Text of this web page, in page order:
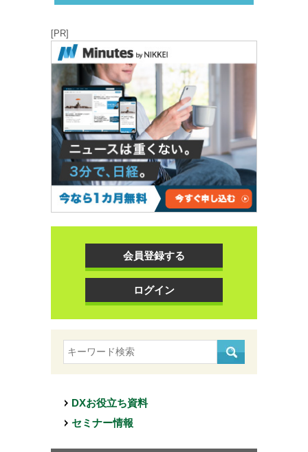
[PR]
会員登録する
ログイン
DXお役立ち資料
セミナー情報